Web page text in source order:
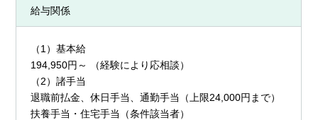
給与関係
（1）基本給
194,950円～ （経験により応相談）
（2）諸手当
退職前払金、休日手当、通勤手当（上限24,000円まで）
扶養手当・住宅手当（条件該当者）